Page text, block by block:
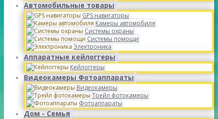
Автомобильные товары
GPS навигаторы
Камеры автомобиля
Системы охраны
Системы помощи
Электроника
Аппаратные кейлоггеры
Кейлоггеры
Видеокамеры Фотоаппараты
Видеокамеры
Трейл фотокамеры
Фотоаппараты
Дом - Семья